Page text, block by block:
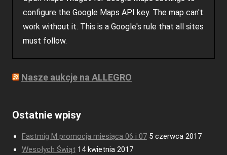
configure the Google Maps API key. The map can't
work without it. This is a Google's rule that all sites
must follow.
Nasze aukcje na ALLEGRO
Ostatnie wpisy
Fastmig M promocja miesiąca 06 i 07 5 czerwca 2017
Wesołych Świąt 14 kwietnia 2017